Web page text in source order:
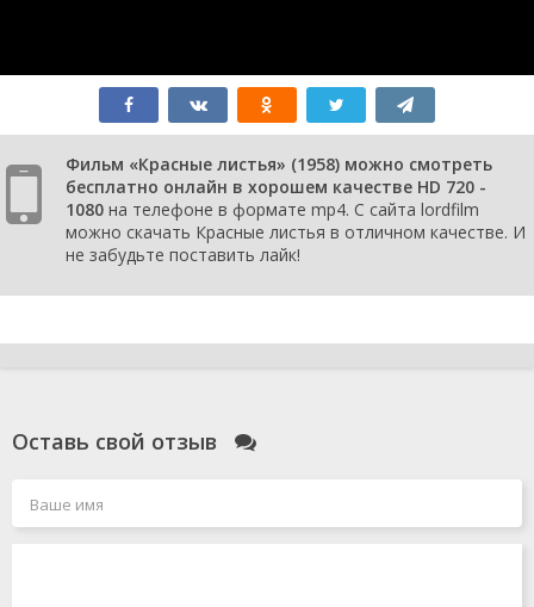
Фильм «Красные листья» (1958) можно смотреть
бесплатно онлайн в хорошем качестве HD 720 -
1080 на телефоне в формате mp4. С сайта lordfilm
можно скачать Красные листья в отличном качестве. И
не забудьте поставить лайк!
Оставь свой отзыв